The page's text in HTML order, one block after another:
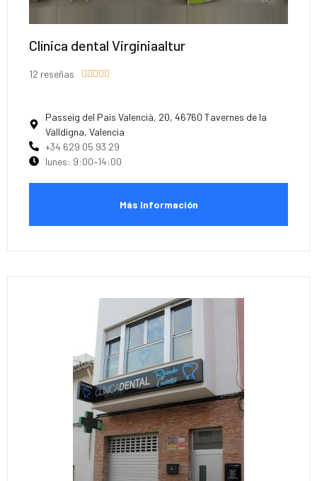
Clínica dental Virginiaaltur
12 reseñas     
Passeig del País Valencià, 20, 46760 Tavernes de la
Valldigna, Valencia
+34 629 05 93 29
lunes: 9:00–14:00
Más Información